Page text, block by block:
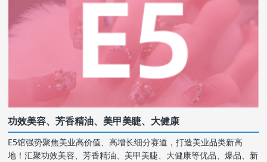
功效美容、芳香精油、美甲美睫、大健康
E5馆强势聚焦美业高价值、高增长细分赛道，打造美业品类新高
地！汇聚功效美容、芳香精油、美甲美睫、大健康等优品、爆品、新